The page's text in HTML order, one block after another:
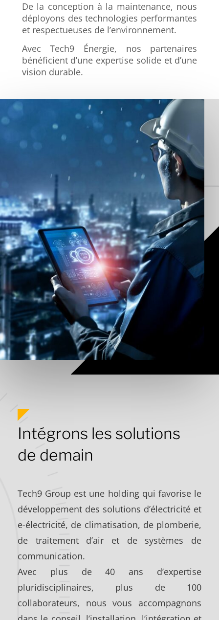
De la conception à la maintenance, nous
déployons des technologies performantes
et respectueuses de l’environnement.
Avec Tech9 Énergie, nos partenaires
bénéficient d’une expertise solide et d’une
vision durable.
Intégrons les solutions
de demain
Tech9 Group est une holding qui favorise le
développement des solutions d’électricité et
e-électricité, de climatisation, de plomberie,
de traitement d’air et de systèmes de
communication.
Avec plus de 40 ans d’expertise
pluridisciplinaires, plus de 100
collaborateurs, nous vous accompagnons